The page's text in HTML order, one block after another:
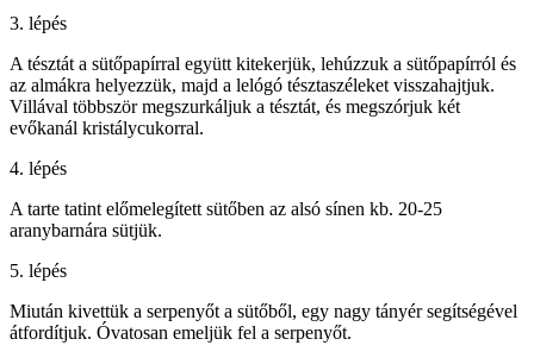
3. lépés
A tésztát a sütőpapírral együtt kitekerjük, lehúzzuk a sütőpapírról és
az almákra helyezzük, majd a lelógó tésztaszéleket visszahajtjuk.
Villával többször megszurkáljuk a tésztát, és megszórjuk két
evőkanál kristálycukorral.
4. lépés
A tarte tatint előmelegített sütőben az alsó sínen kb. 20-25
aranybarnára sütjük.
5. lépés
Miután kivettük a serpenyőt a sütőből, egy nagy tányér segítségével
átfordítjuk. Óvatosan emeljük fel a serpenyőt.